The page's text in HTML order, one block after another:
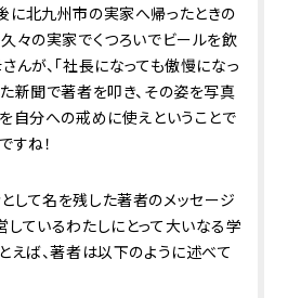
に北九州市の実家へ帰ったときの
々の実家でくつろいでビールを飲
んが、「社長になっても傲慢になっ
新聞で著者を叩き、その姿を写真
自分への戒めに使えということで
すね！
して名を残した著者のメッセージ
しているわたしにとって大いなる学
えば、著者は以下のように述べて